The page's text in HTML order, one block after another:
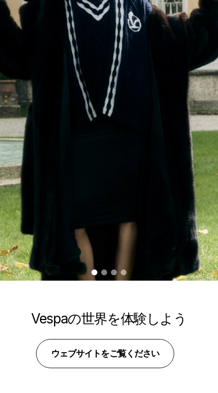
0
2
3
Item
Item
Vespaの世界を体験しよう
ウェブサイトをご覧ください